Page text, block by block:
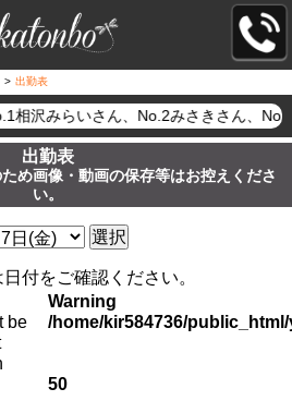
> 出勤表
沢みらいさん、No.2みさきさん、
出勤表
め画像・動画の保存等はお控えくださ
い。
選択
付をご確認ください。
Warning
be
/home/kir584736/
50